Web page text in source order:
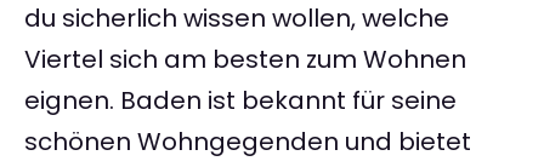
du sicherlich wissen wollen, welche
Viertel sich am besten zum Wohnen
eignen. Baden ist bekannt für seine
schönen Wohngegenden und bietet